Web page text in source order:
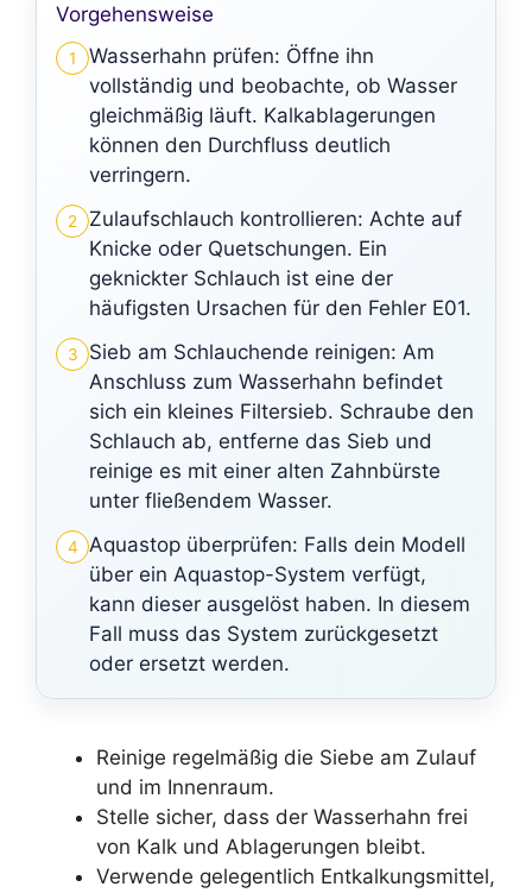
Vorgehensweise
1
Wasserhahn prüfen: Öffne ihn
vollständig und beobachte, ob Wasser
gleichmäßig läuft. Kalkablagerungen
können den Durchfluss deutlich
verringern.
2
Zulaufschlauch kontrollieren: Achte auf
Knicke oder Quetschungen. Ein
geknickter Schlauch ist eine der
häufigsten Ursachen für den Fehler E01.
3
Sieb am Schlauchende reinigen: Am
Anschluss zum Wasserhahn befindet
sich ein kleines Filtersieb. Schraube den
Schlauch ab, entferne das Sieb und
reinige es mit einer alten Zahnbürste
unter fließendem Wasser.
4
Aquastop überprüfen: Falls dein Modell
über ein Aquastop-System verfügt,
kann dieser ausgelöst haben. In diesem
Fall muss das System zurückgesetzt
oder ersetzt werden.
Reinige regelmäßig die Siebe am Zulauf
und im Innenraum.
Stelle sicher, dass der Wasserhahn frei
von Kalk und Ablagerungen bleibt.
Verwende gelegentlich Entkalkungsmittel,